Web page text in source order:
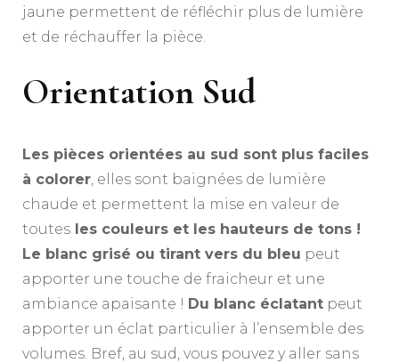
jaune permettent de réfléchir plus de lumière
et de réchauffer la pièce.
Orientation Sud
Les pièces orientées au sud sont plus faciles
à colorer, elles sont baignées de lumière
chaude et permettent la mise en valeur de
toutes les couleurs et les hauteurs de tons !
Le blanc grisé ou tirant vers du bleu peut
apporter une touche de fraicheur et une
ambiance apaisante ! Du blanc éclatant peut
apporter un éclat particulier à l’ensemble des
volumes. Bref, au sud, vous pouvez y aller sans